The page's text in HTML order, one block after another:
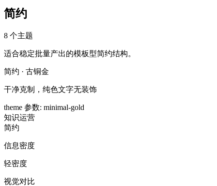
简约
8 个主题
适合稳定批量产出的模板型简约结构。
简约 · 古铜金
干净克制，纯色文字无装饰
theme 参数: minimal-gold
知识运营
简约
信息密度
轻密度
视觉对比